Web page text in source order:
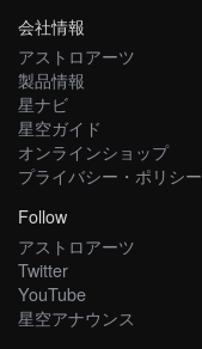
会社情報
アストロアーツ
製品情報
星ナビ
星空ガイド
オンラインショップ
プライバシー・ポリシー
Follow
アストロアーツ
Twitter
YouTube
星空アナウンス